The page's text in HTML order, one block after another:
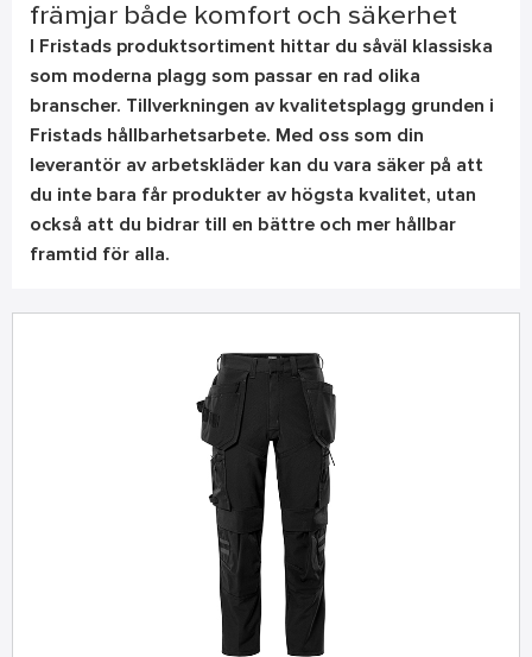
främjar både komfort och säkerhet
I Fristads produktsortiment hittar du såväl klassiska
som moderna plagg som passar en rad olika
branscher. Tillverkningen av kvalitetsplagg grunden i
Fristads hållbarhetsarbete. Med oss som din
leverantör av arbetskläder kan du vara säker på att
du inte bara får produkter av högsta kvalitet, utan
också att du bidrar till en bättre och mer hållbar
framtid för alla.